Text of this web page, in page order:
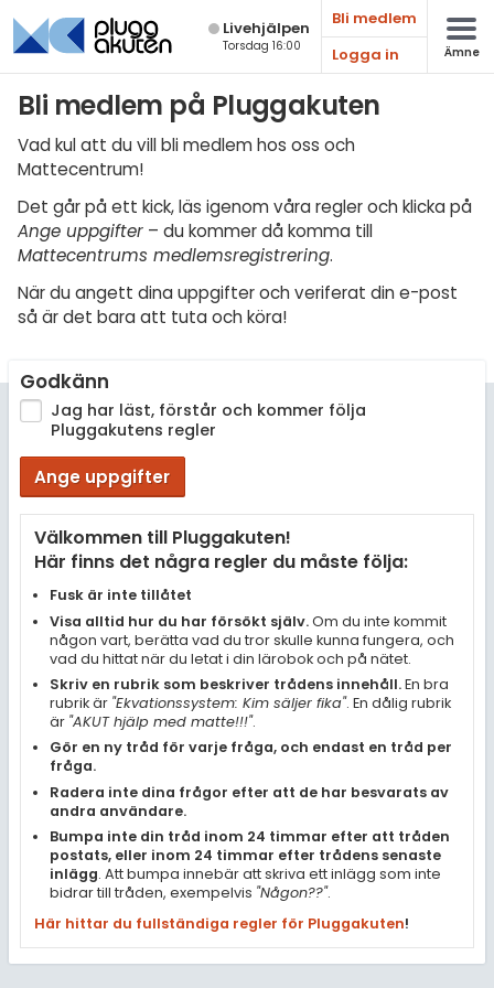
Live­hjälpen
Torsdag 16:00
Bli medlem
Logga in
Ämne
Bli medlem på Pluggakuten
Vad kul att du vill bli medlem hos oss och
Mattecentrum!
Det går på ett kick, läs igenom våra regler och klicka på
Ange uppgifter – du kommer då komma till
Mattecentrums medlemsregistrering.
När du angett dina uppgifter och veriferat din e-post
så är det bara att tuta och köra!
Godkänn
Jag har läst, förstår och kommer följa
Pluggakutens regler
Ange uppgifter
Välkommen till Pluggakuten!
Här finns det några regler du måste följa:
Fusk är inte tillåtet
Visa alltid hur du har försökt själv.Om du inte kommit
någon vart, berätta vad du tror skulle kunna fungera, och
vad du hittat när du letat i din lärobok och på nätet.
Skriv en rubrik som beskriver trådens innehåll.En bra
rubrik är "Ekvationssystem: Kim säljer fika". En dålig rubrik
är "AKUT hjälp med matte!!!".
Gör en ny tråd för varje fråga, och endast en tråd per
fråga.
Radera inte dina frågor efter att de har besvarats av
andra användare.
Bumpa inte din tråd inom 24 timmar efter att tråden
postats, eller inom 24 timmar efter trådens senaste
inlägg. Att bumpa innebär att skriva ett inlägg som inte
bidrar till tråden, exempelvis "Någon??".
Här hittar du fullständiga regler för Pluggakuten!
Matematik
Fysik
Biologi
Teknik & Bygg
Programmering
Engelska
Ekonomi
Övriga diskussioner
Livehjälpen
Regler
För lärare
2 inloggade
Om Pluggakuten